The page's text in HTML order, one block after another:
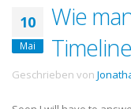
10
Mai
Wie
Geschrieben von